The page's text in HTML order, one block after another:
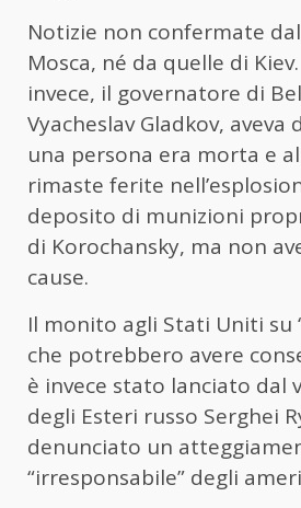
Notizie non confermate
Mosca, né da quelle di
invece, il governatore di
Vyacheslav Gladkov,
una persona era morta e
rimaste ferite
deposito di munizioni
di Korochansky, ma non
cause.
Il monito agli Stati Uniti su
che potrebbero avere
è invece stato lanciato dal
degli Esteri russo Serghei
denunciato un
“irresponsabile” degli